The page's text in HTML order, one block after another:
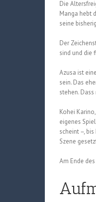
Die
Manga hebt
seine
Der
sind und die
Azusa ist
sein. Das
stehen.
Kohei
eigenes
scheint –,
Szene
Am Ende